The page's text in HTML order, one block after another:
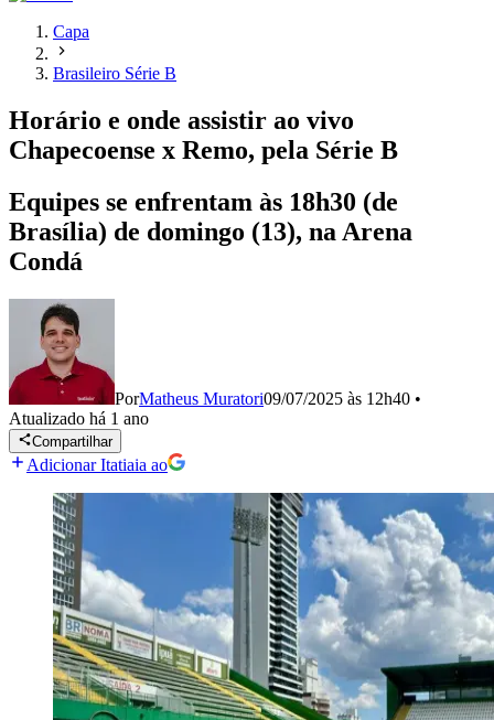
Capa
Brasileiro Série B
Horário e onde assistir ao vivo
Chapecoense x Remo, pela Série B
Equipes se enfrentam às 18h30 (de
Brasília) de domingo (13), na Arena
Condá
PorMatheus Muratori09/07/2025 às 12h40 •
Atualizado há 1 ano
Compartilhar
Adicionar Itatiaia ao